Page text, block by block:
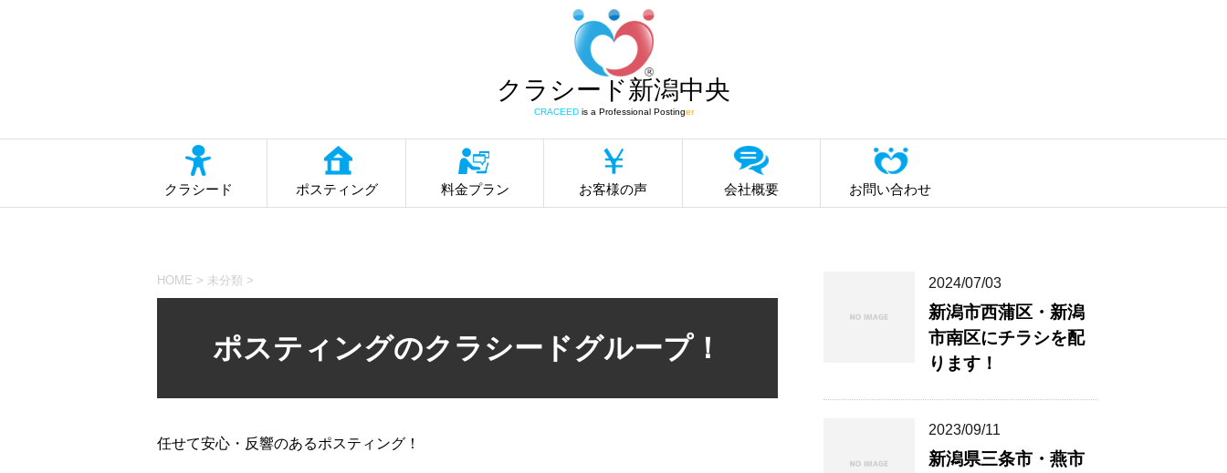
クラシード新潟中央
CRACEEDis a Professional Postinger
クラシード ポスティング 料金プラン お客様の声 会社概要 お問い合わせ
HOME > 未分類 >
ポスティングのクラシードグループ！
任せて安心・反響のあるポスティング！
2024/07/03
新潟市西蒲区・新潟
市南区にチラシを配
ります！
2023/09/11
新潟県三条市・燕市